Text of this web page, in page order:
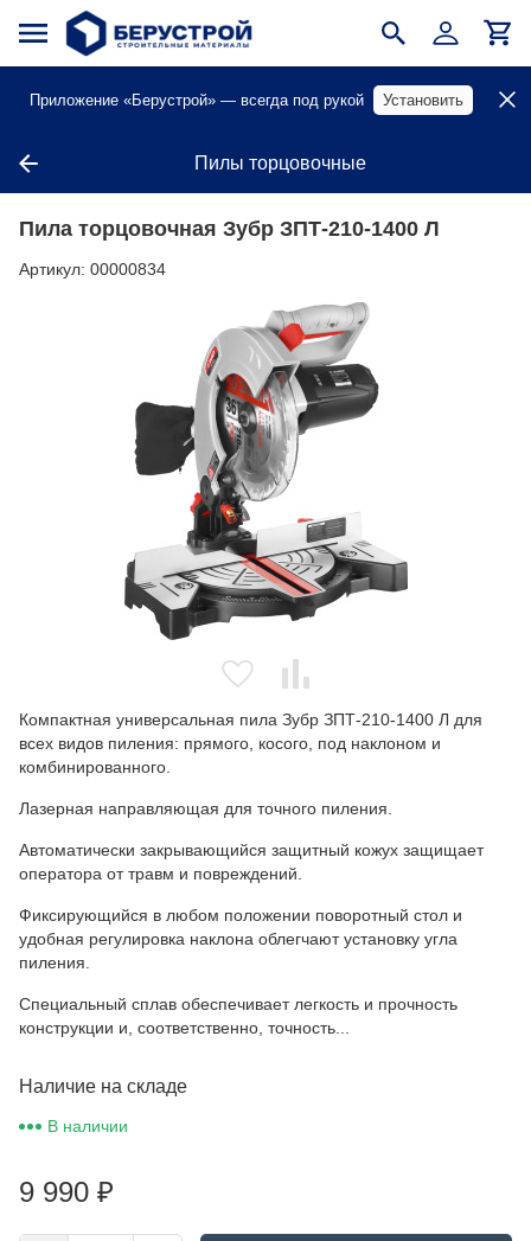
Приложение «Берустрой» — всегда под рукой Установить
Пилы торцовочные
Пила торцовочная Зубр ЗПТ-210-1400 Л
Артикул: 00000834
Компактная универсальная пила Зубр ЗПТ-210-1400 Л для
всех видов пиления: прямого, косого, под наклоном и
комбинированного.
Лазерная направляющая для точного пиления.
Автоматически закрывающийся защитный кожух защищает
оператора от травм и повреждений.
Фиксирующийся в любом положении поворотный стол и
удобная регулировка наклона облегчают установку угла
пиления.
Специальный сплав обеспечивает легкость и прочность
конструкции и, соответственно, точность...
Наличие на складе
В наличии
9 990 ₽